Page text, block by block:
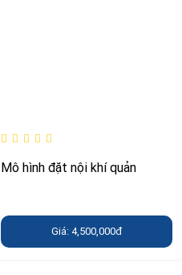
Mô hình đặt nội khí quản
Giá: 4,500,000đ